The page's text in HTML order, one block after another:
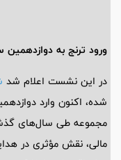
ورود ترنج به
در این نشست اعلام شد
شده، اکنون وارد
مجموعه طی سال‌های
مالی، نقش مؤثری در